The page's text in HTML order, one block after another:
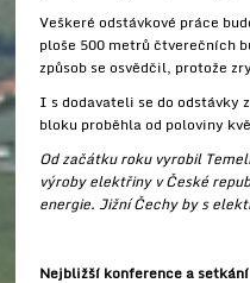
Veškeré odstávkové práce
ploše 500 metrů čtverečních
způsob se osvědčil, protože
I s dodavateli se do
bloku proběhla od poloviny
Od začátku roku vyrobil
výroby elektřiny v České
energie. Jižní Čechy by s
Nejbližší konference a setkání